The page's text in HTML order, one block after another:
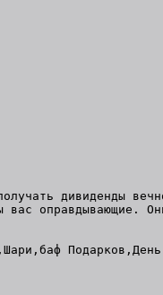
дивиденды
вас оправдывающие.